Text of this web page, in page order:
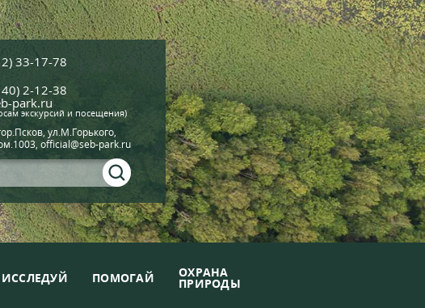
33-17-78
2-12-38
park.ru
экскурсий и посещения)
ул.М.Горького,
official@seb-park.ru
ИССЛЕДУЙ ПОМОГАЙ ОХРАНА
ПРИРОДЫ